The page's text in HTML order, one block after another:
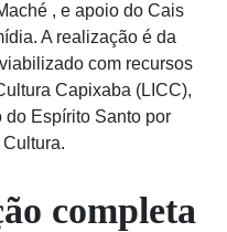
, e apoio do Cais
A realização é da
com recursos
Capixaba (LICC),
do Espírito Santo por
completa